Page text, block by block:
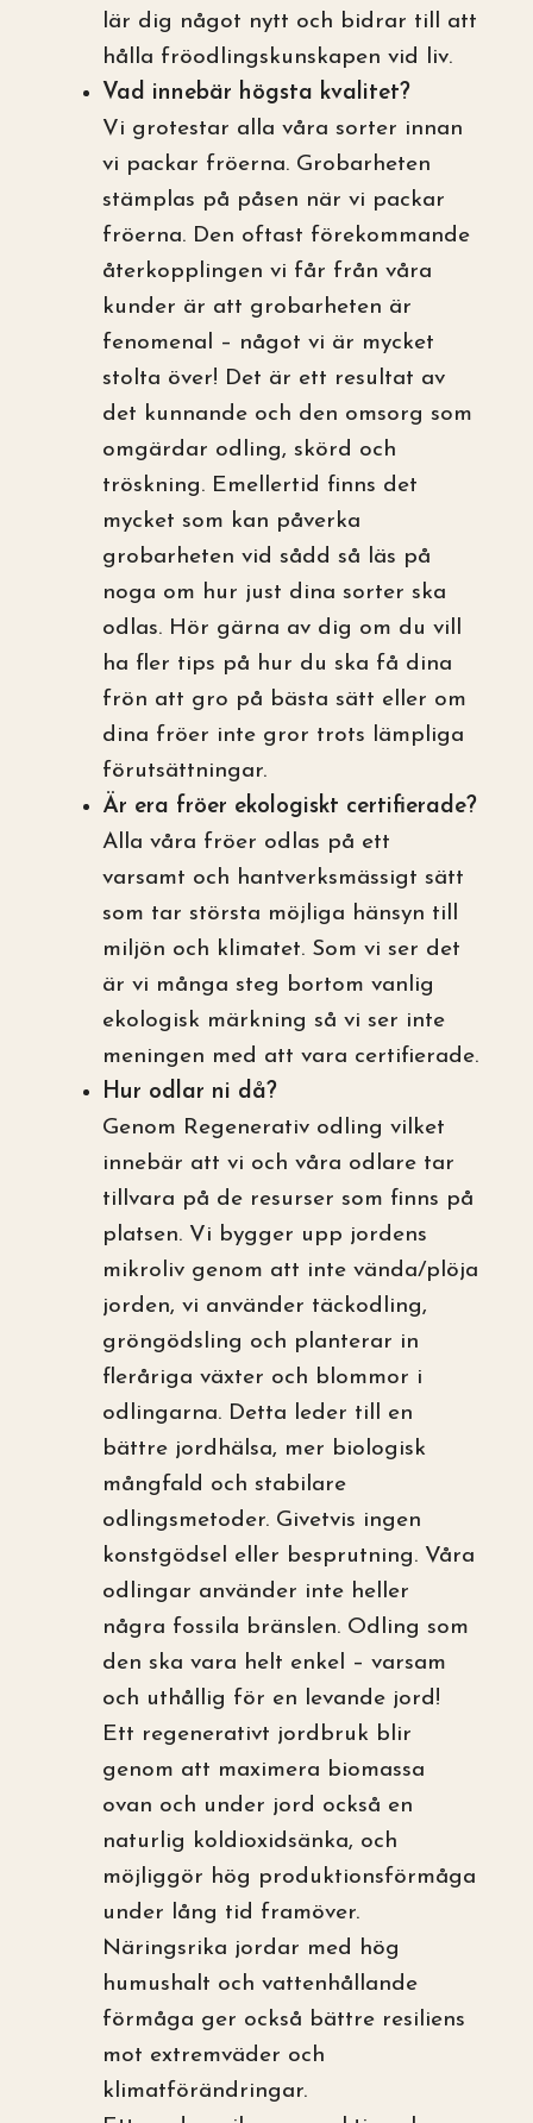
lär dig något nytt och bidrar till att
hålla fröodlingskunskapen vid liv.
Vad innebär högsta kvalitet?
Vi grotestar alla våra sorter innan
vi packar fröerna. Grobarheten
stämplas på påsen när vi packar
fröerna. Den oftast förekommande
återkopplingen vi får från våra
kunder är att grobarheten är
fenomenal – något vi är mycket
stolta över! Det är ett resultat av
det kunnande och den omsorg som
omgärdar odling, skörd och
tröskning. Emellertid finns det
mycket som kan påverka
grobarheten vid sådd så läs på
noga om hur just dina sorter ska
odlas. Hör gärna av dig om du vill
ha fler tips på hur du ska få dina
frön att gro på bästa sätt eller om
dina fröer inte gror trots lämpliga
förutsättningar.
Är era fröer ekologiskt certifierade?
Alla våra fröer odlas på ett
varsamt och hantverksmässigt sätt
som tar största möjliga hänsyn till
miljön och klimatet. Som vi ser det
är vi många steg bortom vanlig
ekologisk märkning så vi ser inte
meningen med att vara certifierade.
Hur odlar ni då?
Genom Regenerativ odling vilket
innebär att vi och våra odlare tar
tillvara på de resurser som finns på
platsen. Vi bygger upp jordens
mikroliv genom att inte vända/plöja
jorden, vi använder täckodling,
gröngödsling och planterar in
fleråriga växter och blommor i
odlingarna. Detta leder till en
bättre jordhälsa, mer biologisk
mångfald och stabilare
odlingsmetoder. Givetvis ingen
konstgödsel eller besprutning. Våra
odlingar använder inte heller
några fossila bränslen. Odling som
den ska vara helt enkel – varsam
och uthållig för en levande jord!
Ett regenerativt jordbruk blir
genom att maximera biomassa
ovan och under jord också en
naturlig koldioxidsänka, och
möjliggör hög produktionsförmåga
under lång tid framöver.
Näringsrika jordar med hög
humushalt och vattenhållande
förmåga ger också bättre resiliens
mot extremväder och
klimatförändringar.